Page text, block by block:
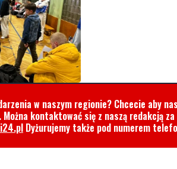
w naszym regionie? Chcecie aby
kontaktować się z naszą redakcją
Dyżurujemy także pod numerem